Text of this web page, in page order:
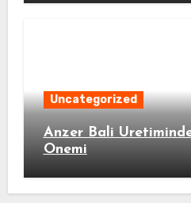
Uncategorized
Anzer Bali
Onemi